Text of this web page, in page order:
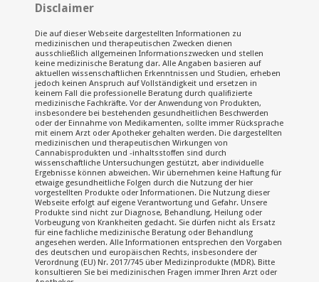
Disclaimer
Die auf dieser Webseite dargestellten Informationen zu
medizinischen und therapeutischen Zwecken dienen
ausschließlich allgemeinen Informationszwecken und stellen
keine medizinische Beratung dar. Alle Angaben basieren auf
aktuellen wissenschaftlichen Erkenntnissen und Studien, erheben
jedoch keinen Anspruch auf Vollständigkeit und ersetzen in
keinem Fall die professionelle Beratung durch qualifizierte
medizinische Fachkräfte. Vor der Anwendung von Produkten,
insbesondere bei bestehenden gesundheitlichen Beschwerden
oder der Einnahme von Medikamenten, sollte immer Rücksprache
mit einem Arzt oder Apotheker gehalten werden. Die dargestellten
medizinischen und therapeutischen Wirkungen von
Cannabisprodukten und -inhaltsstoffen sind durch
wissenschaftliche Untersuchungen gestützt, aber individuelle
Ergebnisse können abweichen. Wir übernehmen keine Haftung für
etwaige gesundheitliche Folgen durch die Nutzung der hier
vorgestellten Produkte oder Informationen. Die Nutzung dieser
Webseite erfolgt auf eigene Verantwortung und Gefahr. Unsere
Produkte sind nicht zur Diagnose, Behandlung, Heilung oder
Vorbeugung von Krankheiten gedacht. Sie dürfen nicht als Ersatz
für eine fachliche medizinische Beratung oder Behandlung
angesehen werden. Alle Informationen entsprechen den Vorgaben
des deutschen und europäischen Rechts, insbesondere der
Verordnung (EU) Nr. 2017/745 über Medizinprodukte (MDR). Bitte
konsultieren Sie bei medizinischen Fragen immer Ihren Arzt oder